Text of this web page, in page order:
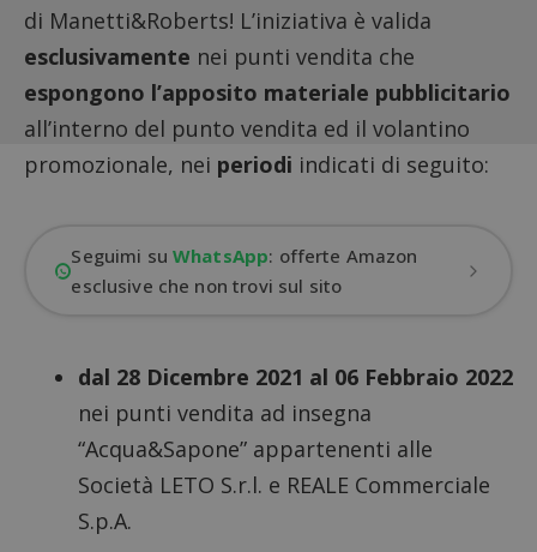
di Manetti&Roberts! L’iniziativa è valida
esclusivamente nei punti vendita che
espongono l’apposito materiale pubblicitario
all’interno del punto vendita ed il volantino
promozionale, nei periodi indicati di seguito:
Seguimi suWhatsApp: offerte Amazon
esclusive che non trovi sul sito
dal 28 Dicembre 2021 al 06 Febbraio 2022
nei punti vendita ad insegna
“Acqua&Sapone” appartenenti alle
Società LETO S.r.l. e REALE Commerciale
S.p.A.